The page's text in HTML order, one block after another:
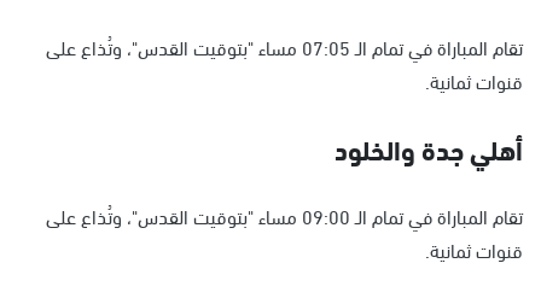
تقام المباراة في تمام الـ 07:05 مساء "بتوقيت القدس"، وتُذاع على
قنوات ثمانية.
أهلي جدة والخلود
تقام المباراة في تمام الـ 09:00 مساء "بتوقيت القدس"، وتُذاع على
قنوات ثمانية.